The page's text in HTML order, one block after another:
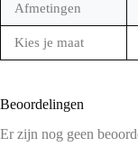
Afmetingen
Kies je maat
Beoordelingen
Er zijn nog geen